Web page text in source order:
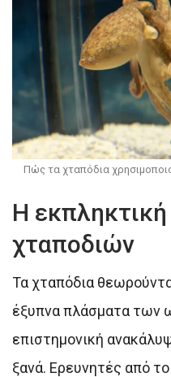
Πώς τα χταπόδια
Η
χταποδιών
Τα χταπόδια
έξυπνα πλάσματα των
επιστημονική
ξανά. Ερευνητές από